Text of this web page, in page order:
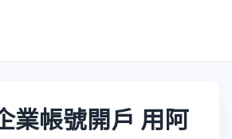
業帳號開戶 用阿